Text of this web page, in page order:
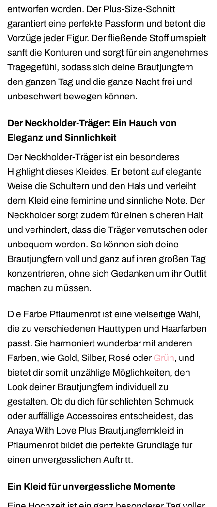
entworfen worden. Der Plus-Size-Schnitt
garantiert eine perfekte Passform und betont die
Vorzüge jeder Figur. Der fließende Stoff umspielt
sanft die Konturen und sorgt für ein angenehmes
Tragegefühl, sodass sich deine Brautjungfern
den ganzen Tag und die ganze Nacht frei und
unbeschwert bewegen können.
Der Neckholder-Träger: Ein Hauch von
Eleganz und Sinnlichkeit
Der Neckholder-Träger ist ein besonderes
Highlight dieses Kleides. Er betont auf elegante
Weise die Schultern und den Hals und verleiht
dem Kleid eine feminine und sinnliche Note. Der
Neckholder sorgt zudem für einen sicheren Halt
und verhindert, dass die Träger verrutschen oder
unbequem werden. So können sich deine
Brautjungfern voll und ganz auf ihren großen Tag
konzentrieren, ohne sich Gedanken um ihr Outfit
machen zu müssen.
Die Farbe Pflaumenrot ist eine vielseitige Wahl,
die zu verschiedenen Hauttypen und Haarfarben
passt. Sie harmoniert wunderbar mit anderen
Farben, wie Gold, Silber, Rosé oderGrün, und
bietet dir somit unzählige Möglichkeiten, den
Look deiner Brautjungfern individuell zu
gestalten. Ob du dich für schlichten Schmuck
oder auffällige Accessoires entscheidest, das
Anaya With Love Plus Brautjungfernkleid in
Pflaumenrot bildet die perfekte Grundlage für
einen unvergesslichen Auftritt.
Ein Kleid für unvergessliche Momente